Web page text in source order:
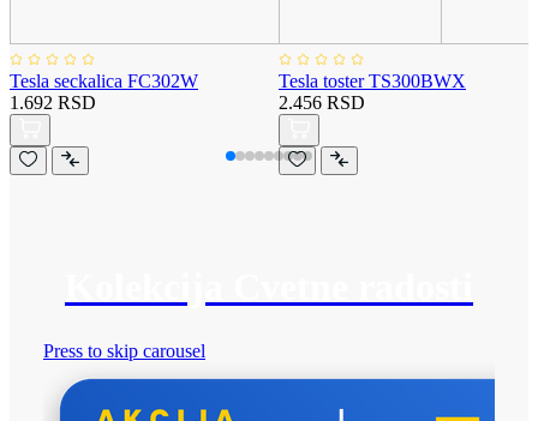
Tesla seckalica FC302W
1.692 RSD
Tesla toster TS300BWX
2.456 RSD
Press to skip carousel